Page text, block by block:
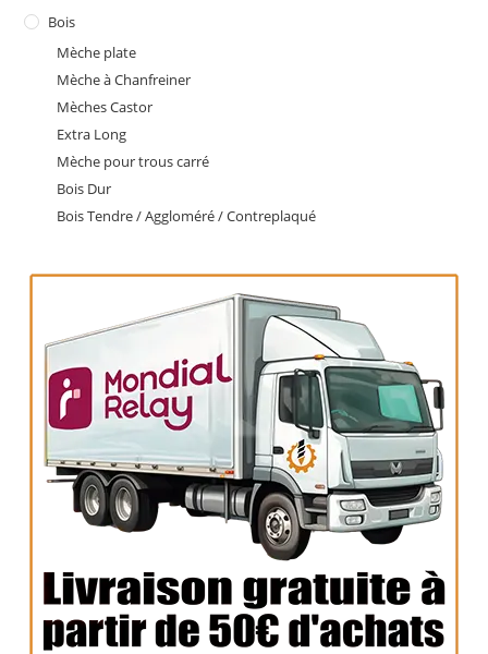
Bois
Mèche plate
Mèche à Chanfreiner
Mèches Castor
Extra Long
Mèche pour trous carré
Bois Dur
Bois Tendre / Aggloméré / Contreplaqué